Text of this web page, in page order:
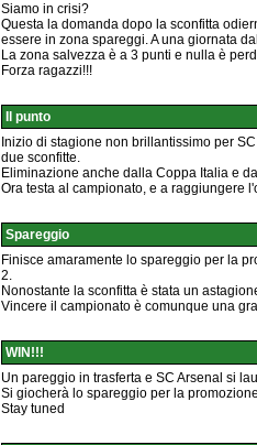
Siamo in crisi?
Questa la domanda dopo la sconfitta
essere in zona spareggi. A una giornata
La zona salvezza è a 3 punti e nulla è
Forza ragazzi!!!
Il punto
Inizio di stagione non brillantissimo per
due sconfitte.
Eliminazione anche dalla Coppa Italia e
Ora testa al campionato, e a raggiungere
Spareggio
Finisce amaramente lo spareggio per la
2.
Nonostante la sconfitta è stata un
Vincere il campionato è comunque una
WIN!!!
Un pareggio in trasferta e SC Arsenal si
Si giocherà lo spareggio per la
Stay tuned